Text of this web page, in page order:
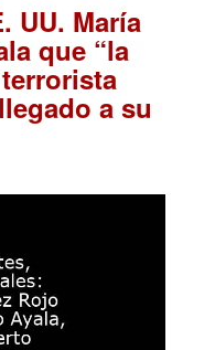
UU. María
que “la
a su